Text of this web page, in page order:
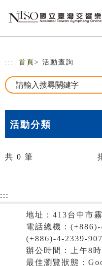
::: 首頁 > 活動查詢
活動分類
共 0 筆
:::
地址：413台中市
電話總機：(+886)-
(+886)-4-2339-
辦公時間：上午8
最佳瀏覽狀態：